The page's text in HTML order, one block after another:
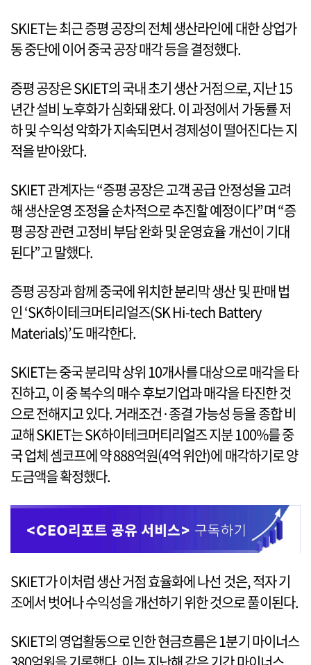
SKIET는 최근 증평 공장의 전체 생산라인에 대한 상업가
동 중단에 이어 중국 공장 매각 등을 결정했다.
증평 공장은 SKIET의 국내 초기 생산 거점으로, 지난 15
년간 설비 노후화가 심화돼 왔다. 이 과정에서 가동률 저
하 및 수익성 악화가 지속되면서 경제성이 떨어진다는 지
적을 받아왔다.
SKIET 관계자는 “증평 공장은 고객 공급 안정성을 고려
해 생산운영 조정을 순차적으로 추진할 예정이다”며 “증
평 공장 관련 고정비 부담 완화 및 운영효율 개선이 기대
된다”고 말했다.
증평 공장과 함께 중국에 위치한 분리막 생산 및 판매 법
인 ‘SK하이테크머티리얼즈(SK Hi-tech Battery
Materials)’도 매각한다.
SKIET는 중국 분리막 상위 10개사를 대상으로 매각을 타
진하고, 이 중 복수의 매수 후보기업과 매각을 타진한 것
으로 전해지고 있다. 거래조건·종결 가능성 등을 종합 비
교해 SKIET는 SK하이테크머티리얼즈 지분 100%를 중
국 업체 셈코프에 약 888억원(4억 위안)에 매각하기로 양
도금액을 확정했다.
SKIET가 이처럼 생산 거점 효율화에 나선 것은, 적자 기
조에서 벗어나 수익성을 개선하기 위한 것으로 풀이된다.
SKIET의 영업활동으로 인한 현금흐름은 1분기 마이너스